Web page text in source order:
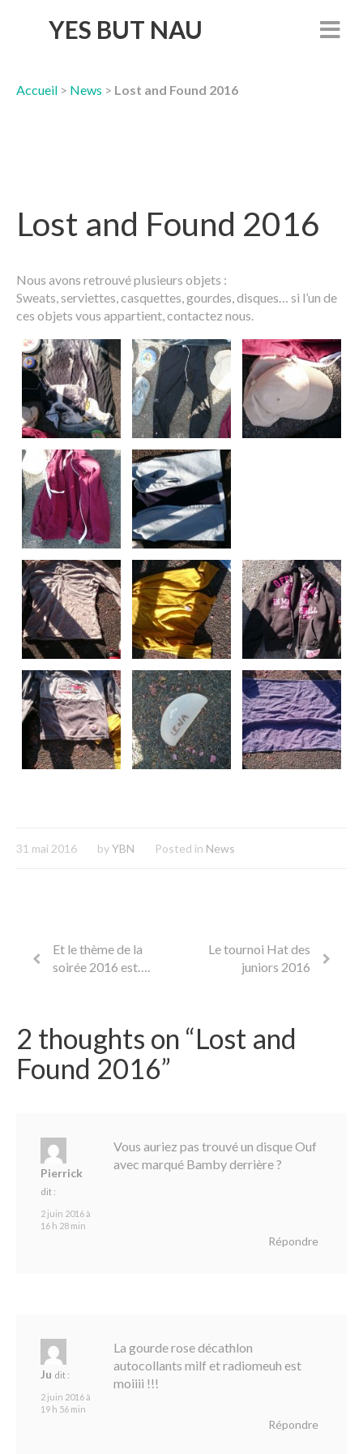
YES BUT NAU
Accueil > News > Lost and Found 2016
Lost and Found 2016
Nous avons retrouvé plusieurs objets :
Sweats, serviettes, casquettes, gourdes, disques… si l’un de
ces objets vous appartient, contactez nous.
31 mai 2016 byYBN Posted in News
Et le thème de la
soirée 2016 est….
Le tournoi Hat des
juniors 2016
2 thoughts on “Lost and
Found 2016”
Pierrick
dit :
2 juin 2016 à
16 h 28 min
Vous auriez pas trouvé un disque Ouf
avec marqué Bamby derrière ?
Répondre
Ju dit :
2 juin 2016 à
19 h 56 min
La gourde rose décathlon
autocollants milf et radiomeuh est
moiiii !!!
Répondre